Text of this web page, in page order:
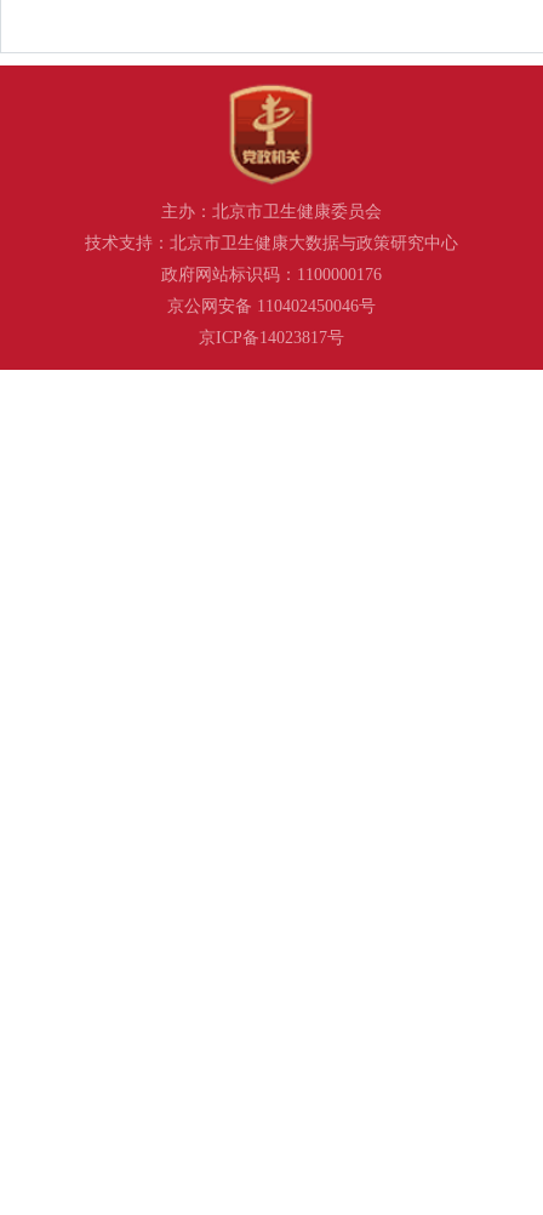
主办：北京市卫生健康委员会
技术支持：北京市卫生健康大数据与政策研究中心
政府网站标识码：1100000176
京公网安备 110402450046号
京ICP备14023817号